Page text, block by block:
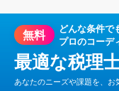
無料
どんな条件で
プロのコーデ
最適な税理
あなたのニーズや課題を、お